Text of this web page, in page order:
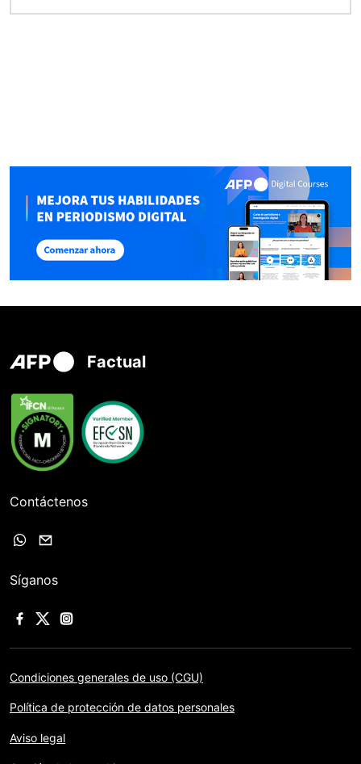
Factual
Contáctenos
Síganos
Condiciones generales de uso (CGU)
Política de protección de datos personales
Aviso legal